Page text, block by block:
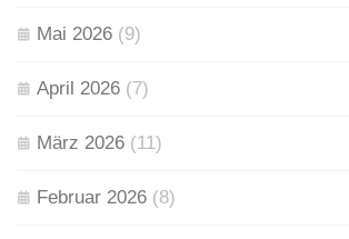
Mai 2026 (9)
April 2026 (7)
März 2026 (11)
Februar 2026 (8)